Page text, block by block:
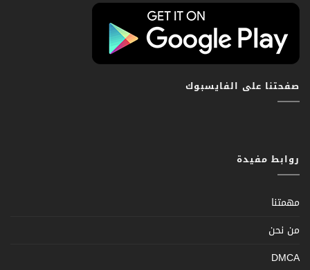
صفحتنا على الفايسبوك
روابط مفيدة
مهمتنا
من نحن
DMCA